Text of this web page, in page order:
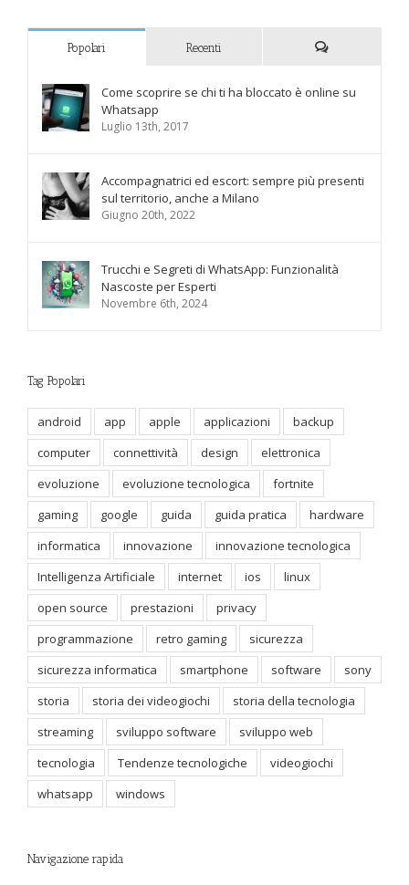
Popolari Recenti
Come scoprire se chi ti ha bloccato è online su
Whatsapp
Luglio 13th, 2017
Accompagnatrici ed escort: sempre più presenti
sul territorio, anche a Milano
Giugno 20th, 2022
Trucchi e Segreti di WhatsApp: Funzionalità
Nascoste per Esperti
Novembre 6th, 2024
Tag Popolari
android app apple applicazioni
backup
computer
connettività design
elettronica
evoluzione
evoluzione tecnologica
fortnite
gaming
google guida guida pratica
hardware
informatica
innovazione
innovazione tecnologica
Intelligenza Artificiale
internet ios
linux
open source
prestazioni
privacy
programmazione
retro gaming
sicurezza
sicurezza informatica
smartphone software
sony
storia
storia dei videogiochi
storia della tecnologia
streaming
sviluppo software
sviluppo web
tecnologia
Tendenze tecnologiche
videogiochi
whatsapp
windows
Navigazione rapida